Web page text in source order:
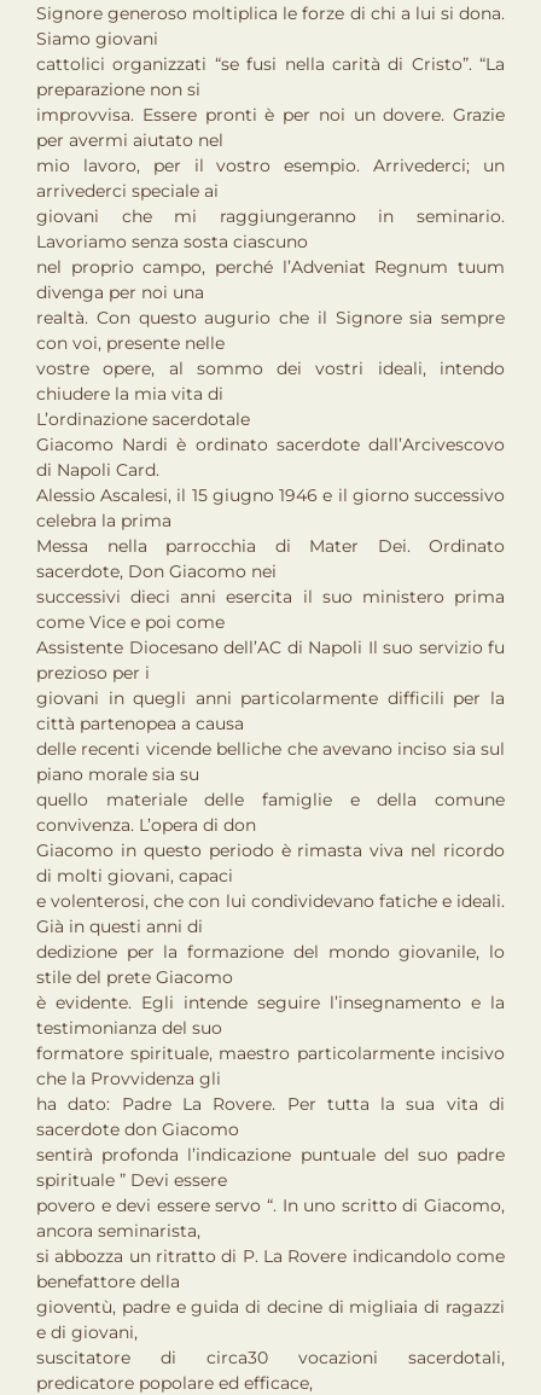
Signore generoso moltiplica le forze di chi a lui si dona.
Siamo giovani
cattolici organizzati “se fusi nella carità di Cristo”. “La
preparazione non si
improvvisa. Essere pronti è per noi un dovere. Grazie
per avermi aiutato nel
mio lavoro, per il vostro esempio. Arrivederci; un
arrivederci speciale ai
giovani che mi raggiungeranno in seminario.
Lavoriamo senza sosta ciascuno
nel proprio campo, perché l’Adveniat Regnum tuum
divenga per noi una
realtà. Con questo augurio che il Signore sia sempre
con voi, presente nelle
vostre opere, al sommo dei vostri ideali, intendo
chiudere la mia vita di
L’ordinazione sacerdotale
Giacomo Nardi è ordinato sacerdote dall’Arcivescovo
di Napoli Card.
Alessio Ascalesi, il 15 giugno 1946 e il giorno successivo
celebra la prima
Messa nella parrocchia di Mater Dei. Ordinato
sacerdote, Don Giacomo nei
successivi dieci anni esercita il suo ministero prima
come Vice e poi come
Assistente Diocesano dell’AC di Napoli Il suo servizio fu
prezioso per i
giovani in quegli anni particolarmente difficili per la
città partenopea a causa
delle recenti vicende belliche che avevano inciso sia sul
piano morale sia su
quello materiale delle famiglie e della comune
convivenza. L’opera di don
Giacomo in questo periodo è rimasta viva nel ricordo
di molti giovani, capaci
e volenterosi, che con lui condividevano fatiche e ideali.
Già in questi anni di
dedizione per la formazione del mondo giovanile, lo
stile del prete Giacomo
è evidente. Egli intende seguire l’insegnamento e la
testimonianza del suo
formatore spirituale, maestro particolarmente incisivo
che la Provvidenza gli
ha dato: Padre La Rovere. Per tutta la sua vita di
sacerdote don Giacomo
sentirà profonda l’indicazione puntuale del suo padre
spirituale ” Devi essere
povero e devi essere servo “. In uno scritto di Giacomo,
ancora seminarista,
si abbozza un ritratto di P. La Rovere indicandolo come
benefattore della
gioventù, padre e guida di decine di migliaia di ragazzi
e di giovani,
suscitatore di circa30 vocazioni sacerdotali,
predicatore popolare ed efficace,